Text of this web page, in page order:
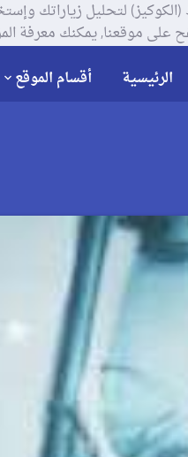
موقعنا, يمكنك معرفة
الرئيسية أقسام الموقع